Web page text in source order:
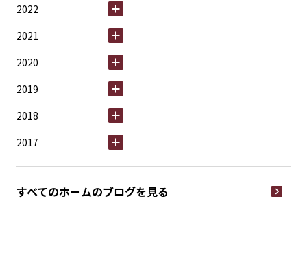
2022
2021
2020
2019
2018
2017
すべてのホームのブログを見る